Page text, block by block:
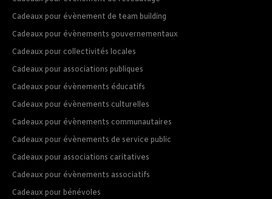
Cadeaux pour évènement de team building
Cadeaux pour évènements gouvernementaux
Cadeaux pour collectivités locales
Cadeaux pour associations publiques
Cadeaux pour évènements éducatifs
Cadeaux pour évènements culturelles
Cadeaux pour évènements communautaires
Cadeaux pour évènements de service public
Cadeaux pour associations caritatives
Cadeaux pour évènements associatifs
Cadeaux pour bénévoles